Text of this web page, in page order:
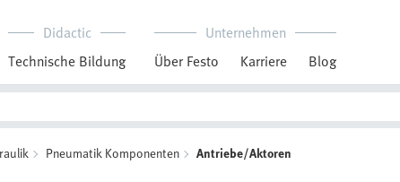
Didactic
Technische Bildung
Unternehmen
Über Festo
Karriere Blog
Pneumatik Komponenten Antriebe/Aktoren